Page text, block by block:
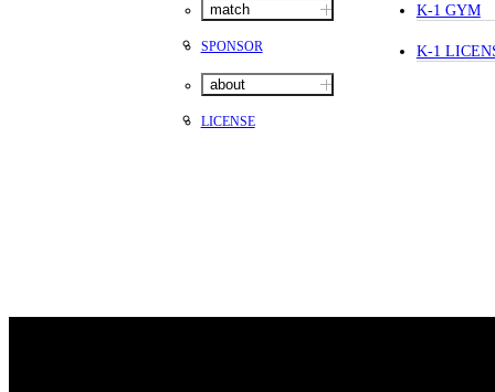
match
SPONSOR
about
LICENSE
K-1 GYM
K-1